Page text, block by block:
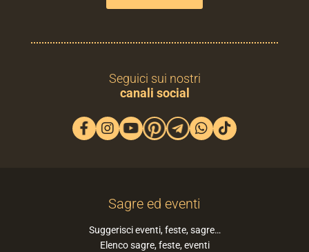
Seguici sui nostri
canali social
Sagre ed eventi
Suggerisci eventi, feste, sagre…
Elenco sagre, feste, eventi